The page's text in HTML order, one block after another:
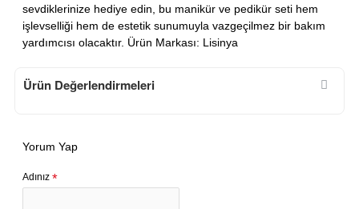
sevdiklerinize hediye edin, bu manikür ve pedikür seti hem
işlevselliği hem de estetik sunumuyla vazgeçilmez bir bakım
yardımcısı olacaktır. Ürün Markası: Lisinya
Ürün Değerlendirmeleri
Yorum Yap
Adınız